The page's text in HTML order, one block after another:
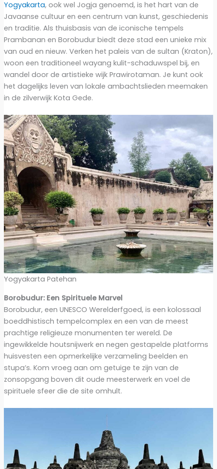
Yogyakarta, ook wel Jogja genoemd, is het hart van de
Javaanse cultuur en een centrum van kunst, geschiedenis
en traditie. Als thuisbasis van de iconische tempels
Prambanan en Borobudur biedt deze stad een unieke mix
van oud en nieuw. Verken het paleis van de sultan (Kraton),
woon een traditioneel wayang kulit-schaduwspel bij, en
wandel door de artistieke wijk Prawirotaman. Je kunt ook
het dagelijks leven van lokale ambachtslieden meemaken
in de zilverwijk Kota Gede.
Yogyakarta Patehan
Borobudur: Een Spirituele Marvel
Borobudur, een UNESCO Werelderfgoed, is een kolossaal
boeddhistisch tempelcomplex en een van de meest
prachtige religieuze monumenten ter wereld. De
ingewikkelde houtsnijwerk en negen gestapelde platforms
huisvesten een opmerkelijke verzameling beelden en
stupa’s. Kom vroeg aan om getuige te zijn van de
zonsopgang boven dit oude meesterwerk en voel de
spirituele sfeer die de site omhult.